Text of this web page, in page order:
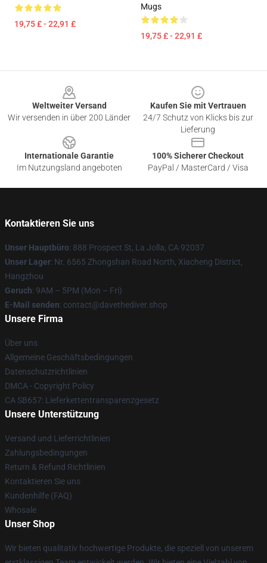
19,75 £ - 22,91 £
Mugs
19,75 £ - 22,91 £
Weltweiter Versand
Wir versenden in über 200 Länder
Kaufen Sie mit Vertrauen
24/7 Schutz von Klicks bis zur
Lieferung
Internationale Garantie
Im Nutzungsland angeboten
100% Sicherer Checkout
PayPal / MasterCard / Visa
Kontaktieren Sie uns
Unser Hauptbüro: 888 Prospect St, La Jolla, CA 92037
Unser Lager: Nr. 6565 Zhongshan Road North, Xiacheng District,
Hangzhou
Geruch: 9AM – 5PM (Mon – Fri)
E-Mail senden: contact@davethediver.shop
Unsere Firma
Über uns
Allgemeine Geschäftsbedingungen
Datenschutzrichtlinien
DMCA - Copyright Policy
CA SB657: Lieferkettentransparenzgesetz
Unsere Unterstützung
Versand und Lieferrichtlinien
Zahlungsbedingungen
Return & Refund Richtlinien
Kontaktieren Sie uns
Kundenhilfe (FAQ)
Whosale
Unser Shop
Wir bieten qualitativ hochwertige Produkte, die speziell von unserem